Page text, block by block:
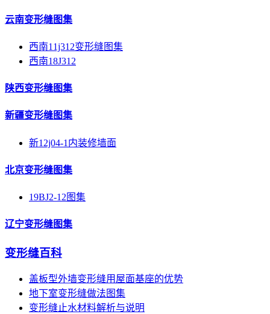
云南变形缝图集
西南11j312变形缝图集
西南18J312
陕西变形缝图集
新疆变形缝图集
新12j04-1内装修墙面
北京变形缝图集
19BJ2-12图集
辽宁变形缝图集
变形缝百科
盖板型外墙变形缝用屋面基座的优势
地下室变形缝做法图集
变形缝止水材料解析与说明